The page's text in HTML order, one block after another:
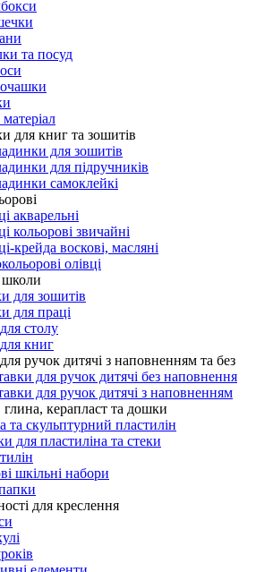
та посуд
для книг та зошитів
для зошитів
для підручників
самоклейкі
акварельні
кольорові звичайні
крейда воскові, масляні
олівці
для зошитів
для праці
столу
книг
ручок дитячі з наповненням та без
для ручок дитячі без наповнення
для ручок дитячі з наповненням
глина, керапласт та дошки
та скульптурний пластилін
для пластиліна та стеки
шкільні набори
для креслення